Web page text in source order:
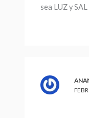
sea LUZ y